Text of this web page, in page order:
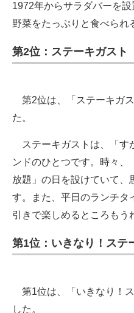
1972年からサラダバーを設
野菜をたっぷりと食べられ
第2位：ステーキガスト
第2位は、「ステーキガ
た。
ステーキガストは、「す
ンドのひとつです。時々
放題」の日を設けていて、
す。また、平日のランチタ
引きで楽しめるところもう
第1位：いきなり！ステ
第1位は、「いきなり！
した。